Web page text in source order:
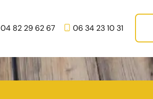
04 82 29 62 67 06 34 23 10 31